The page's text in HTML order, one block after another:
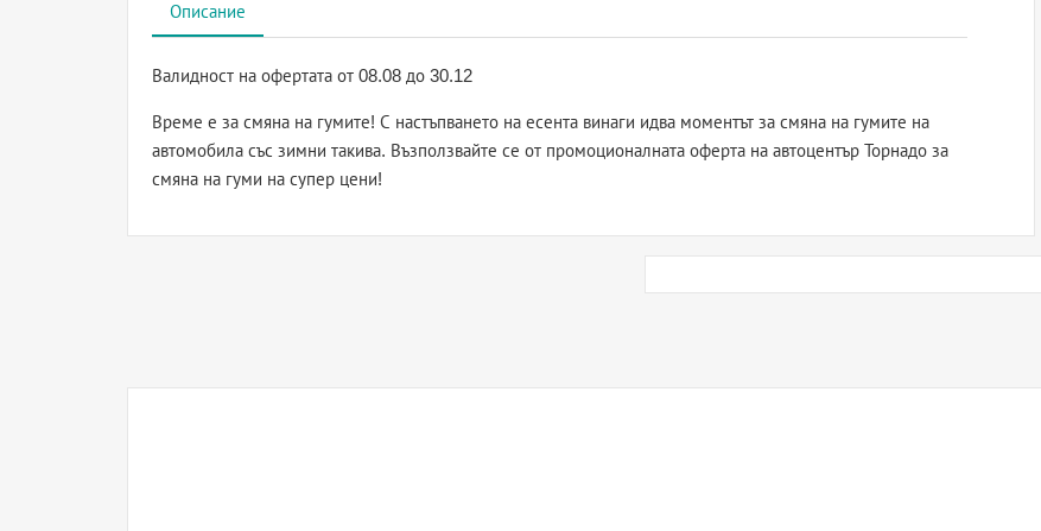
Описание
Валидност на офертата от 08.08 до 30.12
Време е за смяна на гумите! С настъпването на есента винаги идва моментът за смяна на гумите на
автомобила със зимни такива. Възползвайте се от промоционалната оферта на автоцентър Торнадо за
смяна на гуми на супер цени!